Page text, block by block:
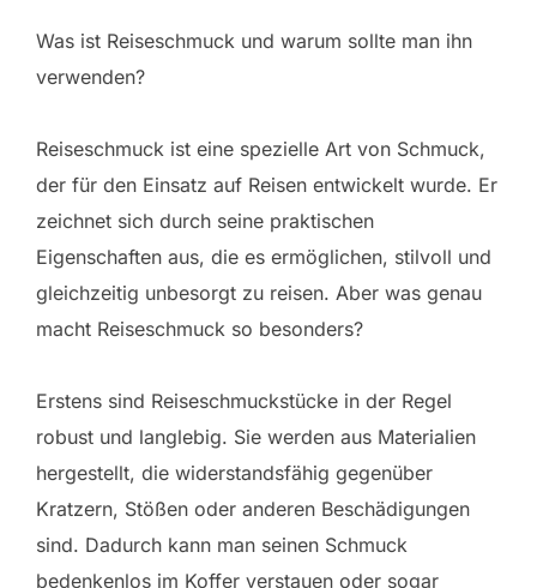
Was ist Reiseschmuck und warum sollte man ihn
verwenden?
Reiseschmuck ist eine spezielle Art von Schmuck,
der für den Einsatz auf Reisen entwickelt wurde. Er
zeichnet sich durch seine praktischen
Eigenschaften aus, die es ermöglichen, stilvoll und
gleichzeitig unbesorgt zu reisen. Aber was genau
macht Reiseschmuck so besonders?
Erstens sind Reiseschmuckstücke in der Regel
robust und langlebig. Sie werden aus Materialien
hergestellt, die widerstandsfähig gegenüber
Kratzern, Stößen oder anderen Beschädigungen
sind. Dadurch kann man seinen Schmuck
bedenkenlos im Koffer verstauen oder sogar